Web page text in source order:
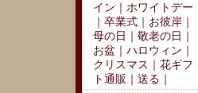
イン｜ホワイトデー
｜卒業式｜お彼岸｜
母の日｜敬老の日｜
お盆｜ハロウィン｜
クリスマス｜花ギフ
ト通販｜送る｜